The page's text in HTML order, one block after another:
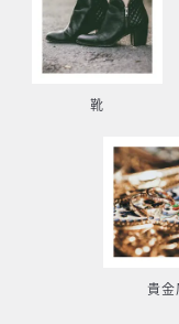
靴
貴金